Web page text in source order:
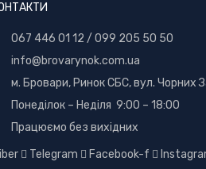
067 446 01 12 / 099 205 50 50
info@brovarynok.com.ua
м. Бровари, Ринок СБС, вул. Чорних
Понеділок – Неділя 9:00 – 18:00
Працюємо без вихідних
Telegram Facebook-f